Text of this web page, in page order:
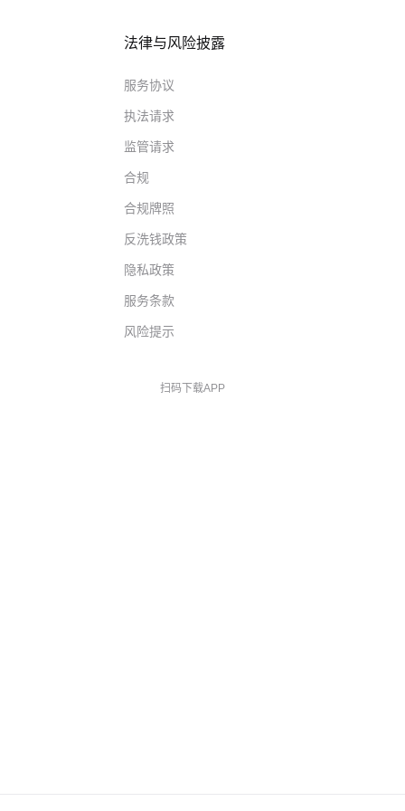
法律与风险披露
服务协议
执法请求
监管请求
合规
合规牌照
反洗钱政策
隐私政策
服务条款
风险提示
扫码下载APP